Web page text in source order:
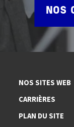
NOS
NOS SITES WEB
CARRIÈRES
PLAN DU SITE